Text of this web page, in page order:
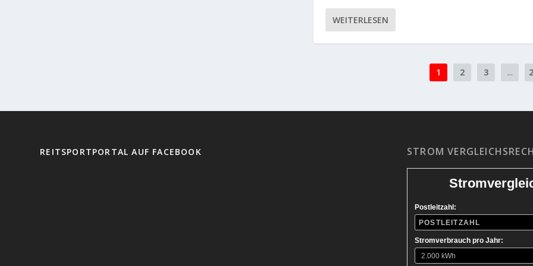
WEITERLESEN
1 2 3 ...
REITSPORTPORTAL AUF FACEBOOK STROM
Postleitzahl:
Stromverbrauch pro Jahr: